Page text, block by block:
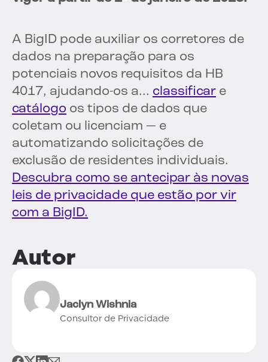
A BigID pode auxiliar os corretores de
dados na preparação para os
potenciais novos requisitos da HB
4017, ajudando-os a... classificar e
catálogo os tipos de dados que
coletam ou licenciam — e
automatizando solicitações de
exclusão de residentes individuais.
Descubra como se antecipar às novas
leis de privacidade que estão por vir
com a BigID.
Autor
Jaclyn Wishnia
Consultor de Privacidade